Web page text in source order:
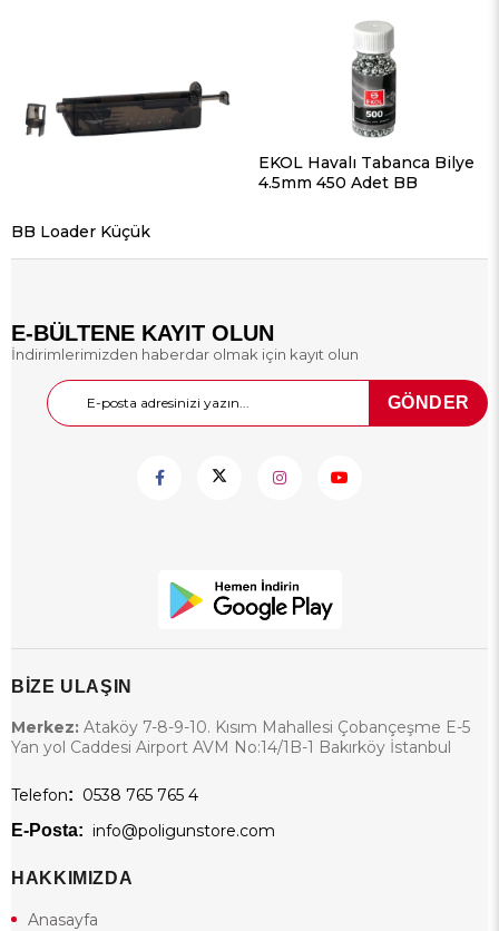
BB Loader Küçük
EKOL Havalı Tabanca Bilye
4.5mm 450 Adet BB
E-BÜLTENE KAYIT OLUN
İndirimlerimizden haberdar olmak için kayıt olun
GÖNDER
BİZE ULAŞIN
Merkez: Ataköy 7-8-9-10. Kısım Mahallesi Çobançeşme E-5
Yan yol Caddesi Airport AVM No:14/1B-1 Bakırköy İstanbul
Telefon: 0538 765 765 4
E-Posta: info@poligunstore.com
HAKKIMIZDA
Anasayfa